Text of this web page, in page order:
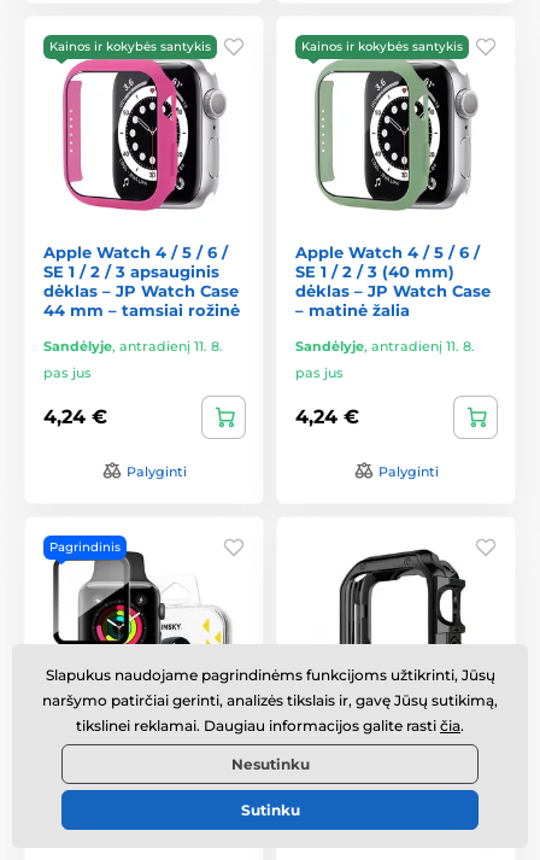
Kainos ir kokybės santykis
Apple Watch 4 / 5 / 6 /
SE 1 / 2 / 3 apsauginis
dėklas – JP Watch Case
44 mm – tamsiai rožinė
Sandėlyje, antradienį 11. 8.
pas jus
4,24 €
Palyginti
Kainos ir kokybės santykis
Apple Watch 4 / 5 / 6 /
SE 1 / 2 / 3 (40 mm)
dėklas – JP Watch Case
– matinė žalia
Sandėlyje, antradienį 11. 8.
pas jus
4,24 €
Palyginti
Pagrindinis
Apple Watch 1 / 2 / 3 (38
mm) apsauginis stiklas
– Wozinsky Watch Glass
juoda
Apple Watch 7 / 8 / 9
(45 mm) dėklas – Soft
Strong – juoda
Slapukus naudojame pagrindinėms funkcijoms užtikrinti, Jūsų
naršymo patirčiai gerinti, analizės tikslais ir, gavę Jūsų sutikimą,
tikslinei reklamai. Daugiau informacijos galite rasti čia.
Nesutinku
Sutinku